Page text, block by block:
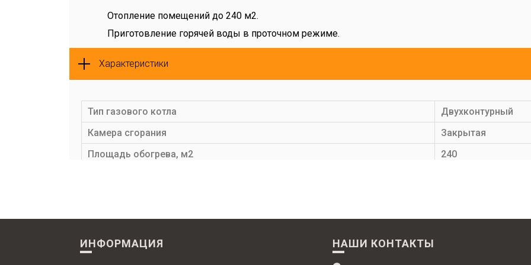
Отопление помещений до 240 м2.
Приготовление горячей воды в проточном режиме.
Преимущества
Работа с комнатным термостатом OSCAR позволяет поддерживать постоянную температуру
температуры помещения;
Подогрев вторичного теплообменника - функция Comfort;
Малошумная работа благодаря особой конструкции и специальному насосу;
Характеристики
Тип газового котла
Двухконтурный
Камера сгорания
Закрытая
Площадь обогрева, м2
240
КПД, %
93,1
Количество теплообменников, шт.
ИНФОРМАЦИЯ НАШИ КОНТАКТЫ